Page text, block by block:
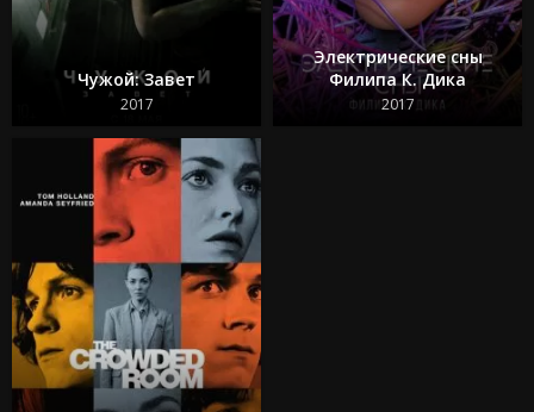
Чужой: Завет
2017
Электрические сны
Филипа К. Дика
2017